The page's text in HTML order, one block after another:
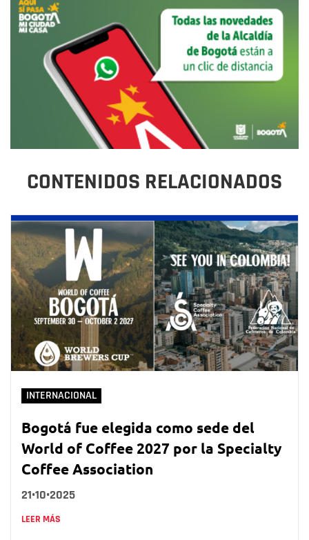
CONTENIDOS RELACIONADOS
INTERNACIONAL
Bogotá fue elegida como sede del
World of Coffee 2027 por la Specialty
Coffee Association
21•10•2025
LEER MÁS